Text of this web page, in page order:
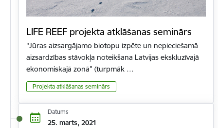
LIFE REEF projekta atklāšanas seminārs
"Jūras aizsargājamo biotopu izpēte un nepieciešamā
aizsardzības stāvokļa noteikšana Latvijas ekskluzīvajā
ekonomiskajā zonā" (turpmāk …
Projekta atklāšanas seminārs
Datums
25. marts, 2021